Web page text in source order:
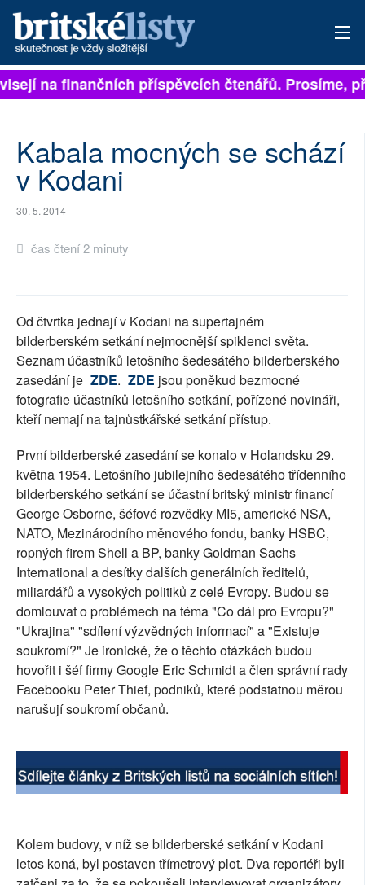
PŘIHLÁSIT
ARCHIV
PŘÍSPĚVKY NA PROVOZ
SOCIÁLNÍ SÍTĚ
RUBRIKY
PLNÁ VERZE STRÁNEK
na finančních příspěvcích čtenářů. Prosíme,
Kabala mocných se schází
v Kodani
30. 5. 2014
čas čtení 2 minuty
Od čtvrtka jednají v Kodani na supertajném
bilderberském setkání nejmocnější spiklenci světa.
Seznam účastníků letošního šedesátého bilderberského
zasedání je ZDE. ZDE jsou poněkud bezmocné
fotografie účastníků letošního setkání, pořízené novináři,
kteří nemají na tajnůstkářské setkání přístup.
První bilderberské zasedání se konalo v Holandsku 29.
května 1954. Letošního jubilejního šedesátého třídenního
bilderberského setkání se účastní britský ministr financí
George Osborne, šéfové rozvědky MI5, americké NSA,
NATO, Mezinárodního měnového fondu, banky HSBC,
ropných firem Shell a BP, banky Goldman Sachs
International a desítky dalších generálních ředitelů,
miliardářů a vysokých politiků z celé Evropy. Budou se
domlouvat o problémech na téma "Co dál pro Evropu?"
"Ukrajina" "sdílení výzvědných informací" a "Existuje
soukromí?" Je ironické, že o těchto otázkách budou
hovořit i šéf firmy Google Eric Schmidt a člen správní rady
Facebooku Peter Thief, podniků, které podstatnou měrou
narušují soukromí občanů.
Kolem budovy, v níž se bilderberské setkání v Kodani
letos koná, byl postaven třímetrový plot. Dva reportéři byli